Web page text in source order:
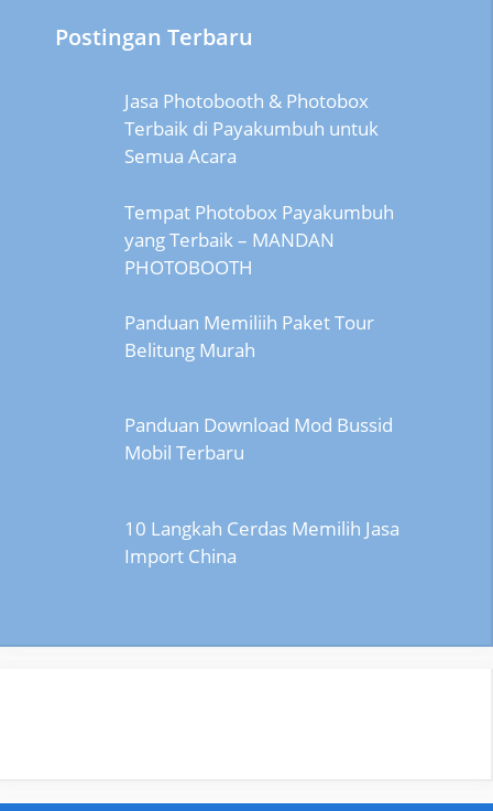
Postingan Terbaru
Jasa Photobooth & Photobox
Terbaik di Payakumbuh untuk
Semua Acara
Tempat Photobox Payakumbuh
yang Terbaik – MANDAN
PHOTOBOOTH
Panduan Memiliih Paket Tour
Belitung Murah
Panduan Download Mod Bussid
Mobil Terbaru
10 Langkah Cerdas Memilih Jasa
Import China